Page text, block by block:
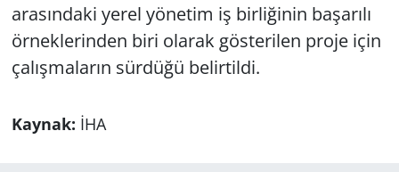
arasındaki yerel yönetim iş birliğinin başarılı
örneklerinden biri olarak gösterilen proje için
çalışmaların sürdüğü belirtildi.
Kaynak: İHA